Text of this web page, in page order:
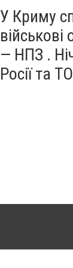
У Криму
військові
— НПЗ .
Росії та